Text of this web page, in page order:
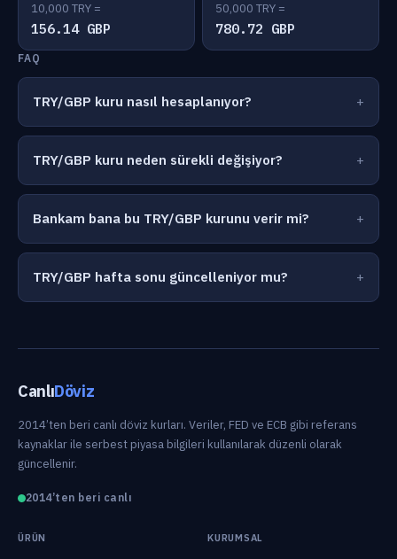
10,000 TRY =
156.14 GBP
50,000 TRY =
780.72 GBP
FAQ
TRY/GBP kuru nasıl hesaplanıyor?
TRY/GBP kuru neden sürekli değişiyor?
Bankam bana bu TRY/GBP kurunu verir mi?
TRY/GBP hafta sonu güncelleniyor mu?
CanlıDöviz
2014’ten beri canlı döviz kurları. Veriler, FED ve ECB gibi referans
kaynaklar ile serbest piyasa bilgileri kullanılarak düzenli olarak
güncellenir.
2014’ten beri canlı
ÜRÜN KURUMSAL